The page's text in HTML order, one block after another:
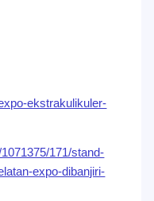
ekstrakulikuler-
171/stand-
expo-dibanjiri-